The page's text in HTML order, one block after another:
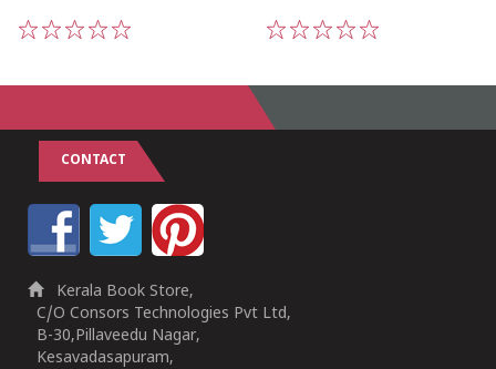
CONTACT
Kerala Book Store,
C/O Consors Technologies Pvt Ltd,
B-30,Pillaveedu Nagar,
Kesavadasapuram,